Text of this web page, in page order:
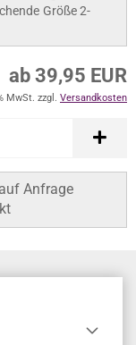
Größe 2-
ab 39,95 EUR
MwSt. zzgl. Versandkosten
Anfrage